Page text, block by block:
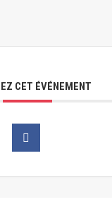
CET ÉVÉNEMENT